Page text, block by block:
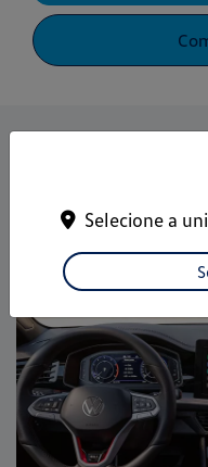
Conectividade
Selecione a